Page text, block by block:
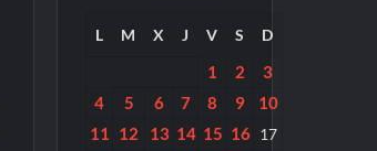
L M X J V S D
1 2
3
4
5 6 7 8 9
10
11 12 13 14 15 16 17